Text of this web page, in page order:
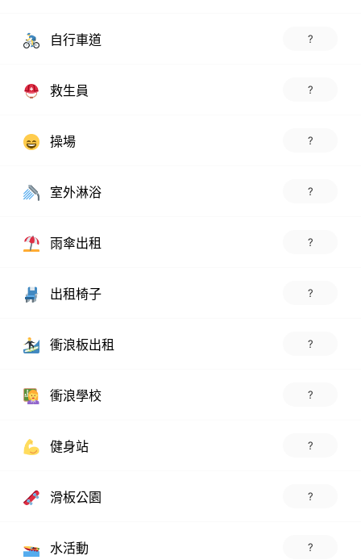
自行車道 ?
救生員 ?
操場 ?
室外淋浴 ?
雨傘出租 ?
出租椅子 ?
衝浪板出租 ?
衝浪學校 ?
健身站 ?
滑板公園 ?
水活動 ?